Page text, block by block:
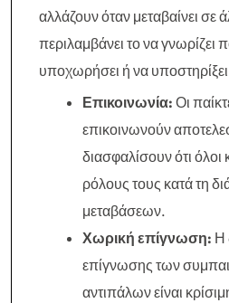
αλλάζουν όταν μεταβαίνει σε
περιλαμβάνει το να γνωρίζει
υποχωρήσει ή να
Επικοινωνία: Οι
επικοινωνούν
διασφαλίσουν ότι
ρόλους τους κατά τη
μεταβάσεων.
Χωρική επίγνωση: Η
επίγνωσης των
αντιπάλων είναι